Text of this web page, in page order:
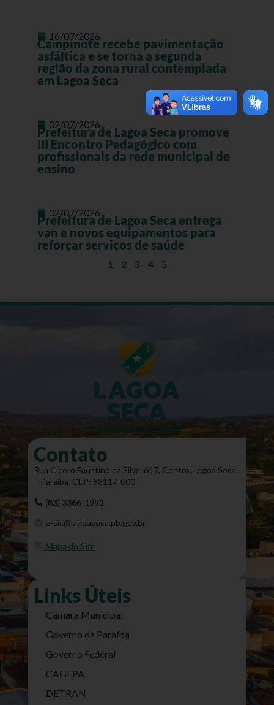
16/07/2026
Campinote recebe pavimentação
asfáltica e se torna a segunda
região da zona rural contemplada
em Lagoa Seca
02/07/2026
Prefeitura de Lagoa Seca promove
III Encontro Pedagógico com
profissionais da rede municipal de
ensino
02/07/2026
Prefeitura de Lagoa Seca entrega
van e novos equipamentos para
reforçar serviços de saúde
1 2 3 4 5
Contato
Rua Cícero Faustino da Silva, 647, Centro, Lagoa Seca
– Paraíba. CEP: 58117-000
(83) 3366-1991
e-sic@lagoaseca.pb.gov.br
Mapa do Site
Links Úteis
Câmara Municipal
Governo da Paraíba
Governo Federal
CAGEPA
DETRAN